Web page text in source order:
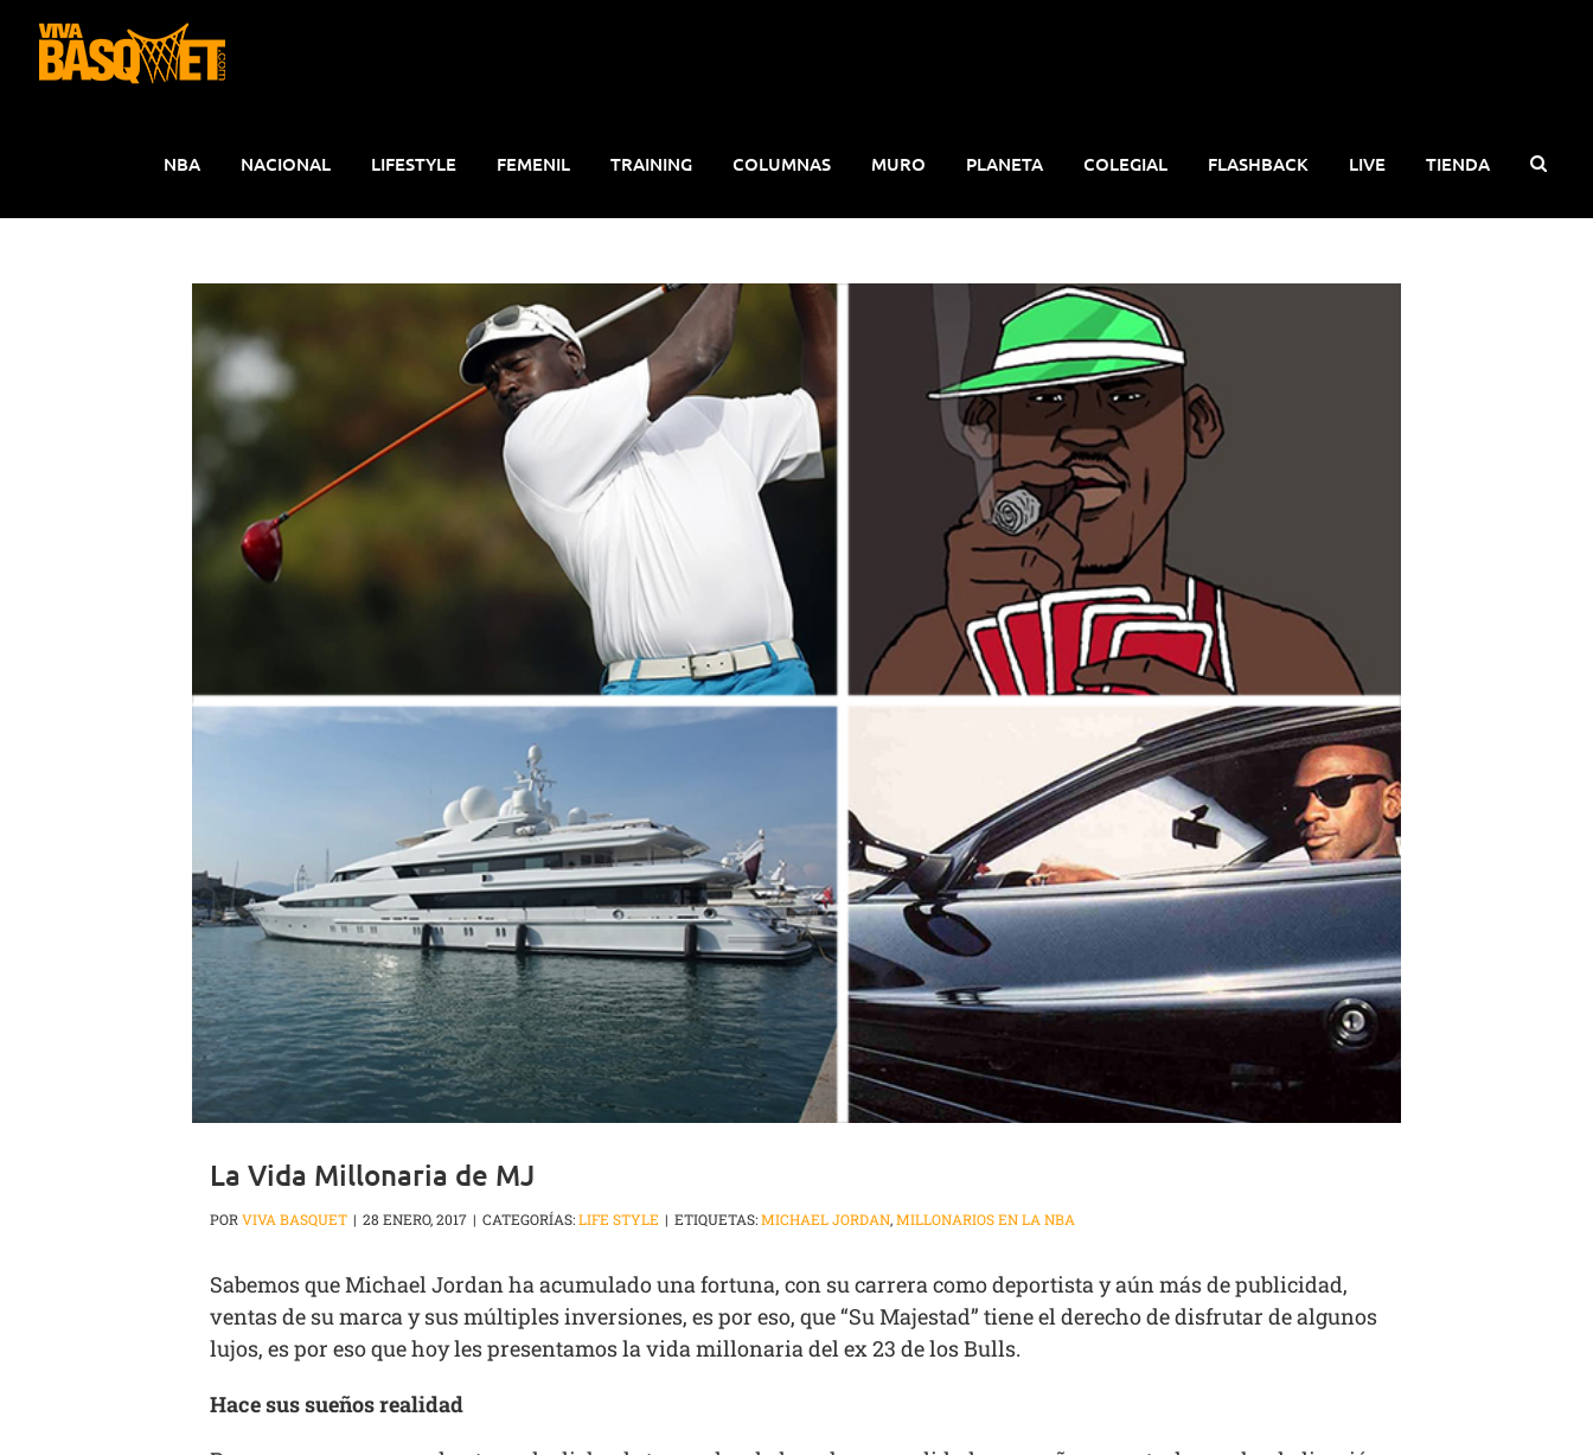
contenido
NBA NACIONAL LIFESTYLE FEMENIL TRAINING COLUMNAS MURO PLANETA COLEGIAL FLASHBACK LIVE TIENDA
La Vida Millonaria de MJ
PORVIVA BASQUET | 28 ENERO, 2017 | CATEGORÍAS:LIFE STYLE | ETIQUETAS:MICHAEL JORDAN,MILLONARIOS EN LA NBA
Sabemos que Michael Jordan ha acumulado una fortuna, con su carrera como deportista y aún más de publicidad,
ventas de su marca y sus múltiples inversiones, es por eso, que “Su Majestad” tiene el derecho de disfrutar de algunos
lujos, es por eso que hoy les presentamos la vida millonaria del ex 23 de los Bulls.
Hace sus sueños realidad